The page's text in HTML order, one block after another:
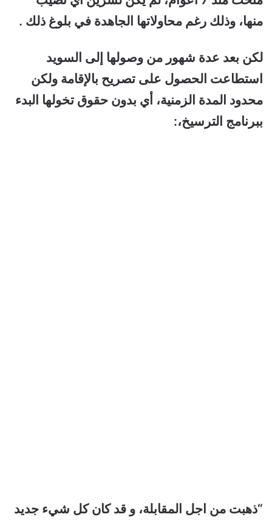
منها، وذلك رغم محاولاتها الجاهدة في بلوغ ذلك .
لكن بعد عدة شهور من وصولها إلى السويد
استطاعت الحصول على تصريح بالإقامة ولكن
محدود المدة الزمنية، أي بدون حقوق تخولها البدء
ببرنامج الترسيخ،:
“ذهبت من اجل المقابلة، و قد كان كل شيء جديد